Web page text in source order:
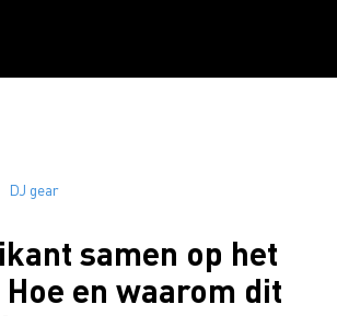
samen op het
en waarom dit